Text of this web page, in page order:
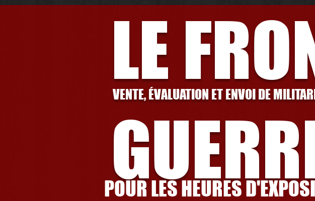
LE
VENTE, ÉVALUATION ET ENVOI DE
POUR LES HEURES